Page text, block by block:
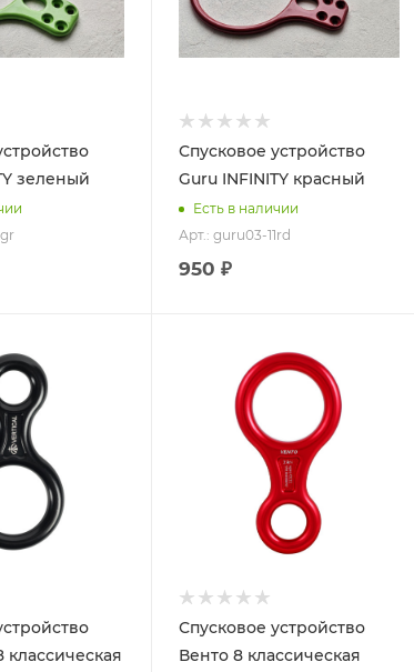
зеленый
Спусковое устройство
Guru INFINITY красный
Есть в наличии
Арт.: guru03-11rd
950 ₽
классическая
Спусковое устройство
Венто 8 классическая